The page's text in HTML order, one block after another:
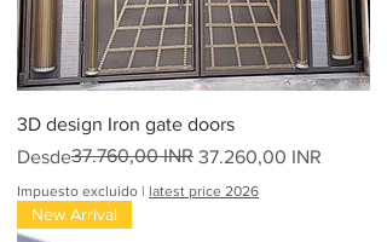
3D design Iron gate doors
Desde
Precio37.760,00 INR 37.260,00 INR
Precio de oferta
Impuesto excluido | latest price 2026
New Arrival